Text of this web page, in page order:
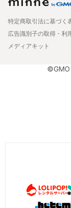
特定商取引法に基づく
広告識別子の取得・利
メディアキット
©GMO